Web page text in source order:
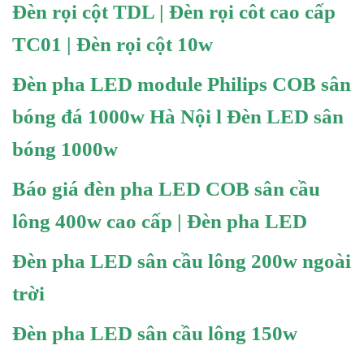
Đèn rọi cột TDL | Đèn rọi côt cao cấp
TC01 | Đèn rọi cột 10w
Đèn pha LED module Philips COB sân
bóng đá 1000w Hà Nội l Đèn LED sân
bóng 1000w
Báo giá đèn pha LED COB sân cầu
lông 400w cao cấp | Đèn pha LED
Đèn pha LED sân cầu lông 200w ngoài
trời
Đèn pha LED sân cầu lông 150w